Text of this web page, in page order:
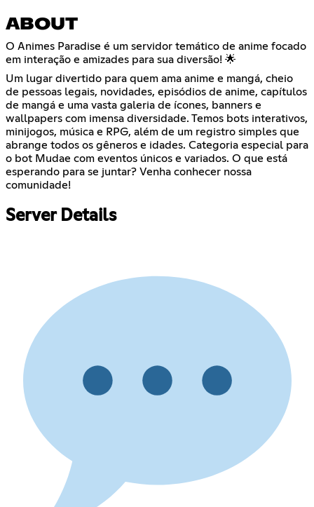
ABOUT
O Animes Paradise é um servidor temático de anime focado
em interação e amizades para sua diversão! 🌟
Um lugar divertido para quem ama anime e mangá, cheio
de pessoas legais, novidades, episódios de anime, capítulos
de mangá e uma vasta galeria de ícones, banners e
wallpapers com imensa diversidade. Temos bots interativos,
minijogos, música e RPG, além de um registro simples que
abrange todos os gêneros e idades. Categoria especial para
o bot Mudae com eventos únicos e variados. O que está
esperando para se juntar? Venha conhecer nossa
comunidade!
Server Details